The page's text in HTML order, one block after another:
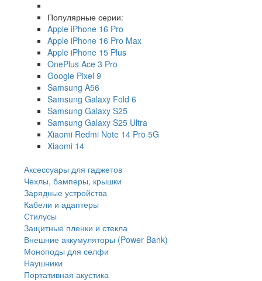
Популярные серии:
Apple iPhone 16 Pro
Apple iPhone 16 Pro Max
Apple iPhone 15 Plus
OnePlus Ace 3 Pro
Google Pixel 9
Samsung A56
Samsung Galaxy Fold 6
Samsung Galaxy S25
Samsung Galaxy S25 Ultra
Xiaomi Redmi Note 14 Pro 5G
Xiaomi 14
Аксессуары для гаджетов
Чехлы, бамперы, крышки
Зарядные устройства
Кабели и адаптеры
Стилусы
Защитные пленки и стекла
Внешние аккумуляторы (Power Bank)
Моноподы для селфи
Наушники
Портативная акустика